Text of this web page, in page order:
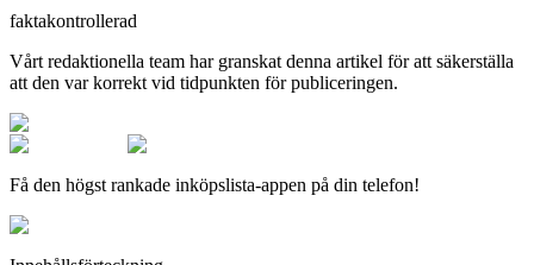
faktakontrollerad
Vårt redaktionella team har granskat denna artikel för att säkerställa
att den var korrekt vid tidpunkten för publiceringen.
Få den högst rankade inköpslista-appen på din telefon!